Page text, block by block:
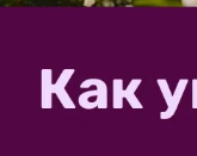
родственники,
Несмотря на то,